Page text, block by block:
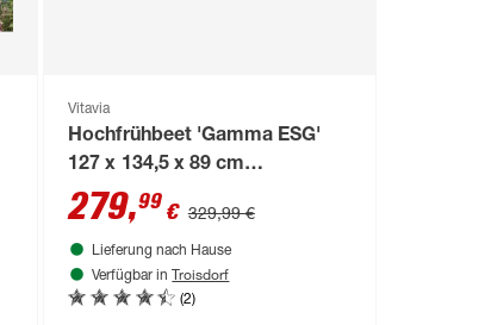
Vitavia
Hochfrühbeet 'Gamma ESG'
127 x 134,5 x 89 cm
aluminiumfarben
279,99 € 329,99 €
Lieferung nach Hause
Verfügbar in Troisdorf
(2)